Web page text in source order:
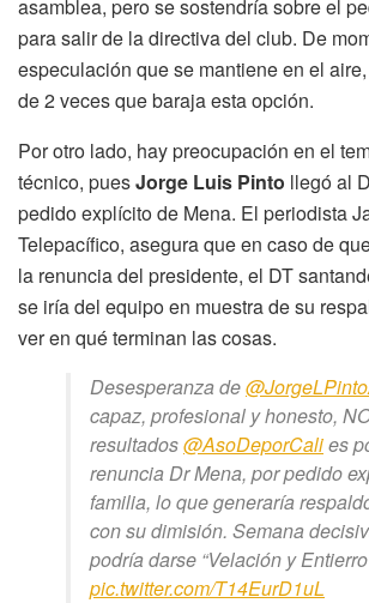
asamblea, pero se sostendría sobre el
para salir de la directiva del club. De
especulación que se mantiene en el
de 2 veces que baraja esta opción.
Por otro lado, hay preocupación en el
técnico, puesJorge Luis Pinto llegó al
pedido explícito de Mena. El periodista
Telepacífico, asegura que en caso de
la renuncia del presidente, el DT
se iría del equipo en muestra de su
ver en qué terminan las cosas.
Desesperanza de
capaz, profesional y honesto,
resultados@AsoDeporCalies
renuncia Dr Mena, por pedido
familia, lo que generaría
con su dimisión. Semana
podría darse “Velación y
pic.twitter.com/T14EurD1uL